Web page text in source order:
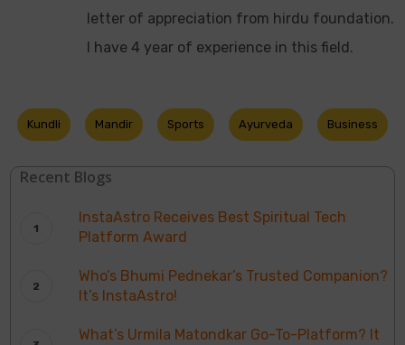
letter of appreciation from hirdu foundation.
I have 4 year of experience in this field.
Kundli Mandir Sports Ayurveda Business
Recent Blogs
InstaAstro Receives Best Spiritual Tech
Platform Award
Who’s Bhumi Pednekar’s Trusted Companion?
It’s InstaAstro!
What’s Urmila Matondkar Go-To-Platform? It